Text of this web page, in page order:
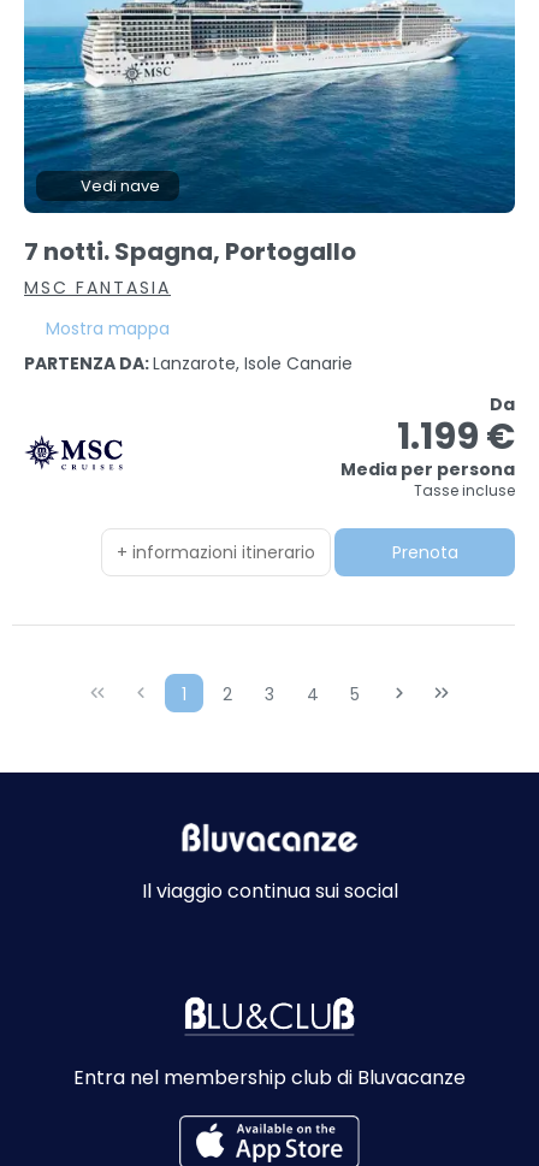
Vedi nave
7 notti. Spagna, Portogallo
MSC FANTASIA
Mostra mappa
PARTENZA DA:Lanzarote, Isole Canarie
Da
1.199 €
Media per persona
Tasse incluse
+ informazioni itinerario Prenota
1 2 3 4 5
Il viaggio continua sui social
Entra nel membership club di Bluvacanze